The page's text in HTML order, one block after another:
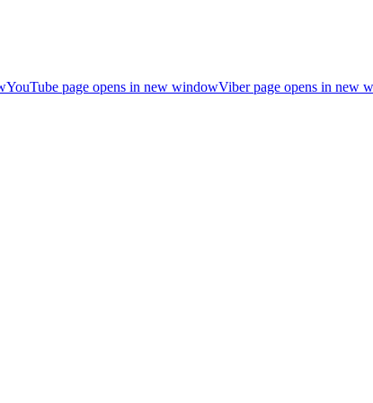
YouTube page opens in new windowViber page opens in new